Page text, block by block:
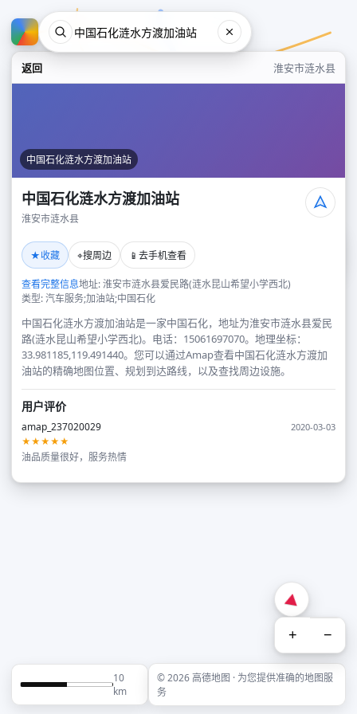
返回 淮安市涟水县
中国石化涟水方渡加油站
中国石化涟水方渡加油站
淮安市涟水县
★收藏 ⌖搜周边 📱 去手机查看
查看完整信息地址: 淮安市涟水县爱民路(涟水昆山希望小学西北)
类型: 汽车服务;加油站;中国石化
中国石化涟水方渡加油站是一家中国石化，地址为淮安市涟水县爱民
路(涟水昆山希望小学西北)。电话：15061697070。地理坐标：
33.981185,119.491440。您可以通过Amap查看中国石化涟水方渡加
油站的精确地图位置、规划到达路线，以及查找周边设施。
用户评价
amap_237020029
2020-03-03
★★★★★
油品质量很好，服务热情
+ −
10
km
© 2026 高德地图 · 为您提供准确的地图服
务